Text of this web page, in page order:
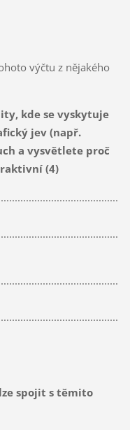
výčtu z nějakého
kde se vyskytuje
jev (např.
a vysvětlete proč
(4)
spojit s těmito